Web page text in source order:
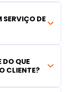
SERVIÇO DE
DO QUE
CLIENTE?